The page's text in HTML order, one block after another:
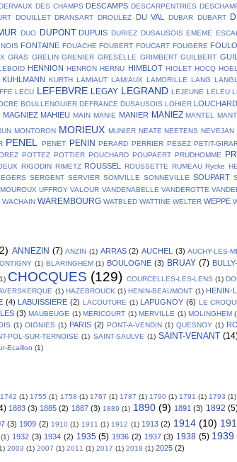
DES CHAMPS DESCAMPS DESCARPENTRIES
DOUILLET DRANSART DROULEZ DU VAL DUBAR DUBART
DUO DUPONT DUPUIS DURIEZ DUSAUSOIS EMEME
FONTAINE FOUACHE FOUBERT FOUCART FOUGERE
GRAS GRELIN GRENIER GRESELLE GRIMBERT GUILBERT
HENNION HENRON HERNU HIMBLOT HIOLET HOCQ HOEL
KUHLMANN KURTH LAMIAUT LAMIAUX LAMORILLE LANG
LECU LEFEBVRE LEGAY LEGRAND LEJEUNE LELEU
BOULLENGUIER DEFRANCE DUSAUSOIS LOHIER LOUCHARD
MAGNIEZ MAHIEU MAIN MANIE MANIER MANIEZ MANTEL
MONTORON MORIEUX MUNIER NEATE NEETENS NEVEJAN
PENEL PENET PENIN PERARD PERRIER PESEZ PETIT-
POTTEZ POTTIER POUCHARD POUPAERT PRUDHOMME
RIGODIN RIMETZ ROUSSEL ROUSSETTE RUMEAU Rycke
SERGENT SERVIER SOMVILLE SONNEVILLE SOUPART
UFFROY VALOUR VANDENABELLE VANDEROTTE
WACHAIN WAREMBOURG WATBLED WATTINE WELTER WEPPE
ANNEZIN (7) ANZIN (1) ARRAS (2) AUCHEL (3) AUCHY-LES-
(1) BLARINGHEM (1) BOULOGNE (3) BRUAY (7)
CHOCQUES (129) COURCELLES-LES-LENS (1)
(1) HAZEBROUCK (1) HENIN-BEAUMONT (1) HENIN-
(4) LABUISSIERE (2) LACOUTURE (1) LAPUGNOY (6) LE
(3) MAUBEUGE (1) MERICOURT (1) MERVILLE (1) MOLINGHEM
(1) OIGNIES (1) PARIS (2) PONT-A-VENDIN (1) QUESNOY (1)
POL-SUR-TERNOISE (1) SAINT-SAULVE (1) SAINT-VENANT
Ecaillon (1)
1742 (1) 1755 (1) 1758 (1) 1767 (1) 1787 (1) 1790 (1) 1791 (1) 1793 (1)
1883 (3) 1885 (2) 1887 (3) 1889 (1) 1890 (9) 1891 (3) 1892
(3) 1909 (2) 1910 (1) 1911 (1) 1912 (1) 1913 (2) 1914 (10)
(1) 1932 (3) 1934 (2) 1935 (5) 1936 (2) 1937 (3) 1938 (5) 1939
2003 (1) 2007 (1) 2011 (1) 2017 (1) 2018 (1) 2025 (2)